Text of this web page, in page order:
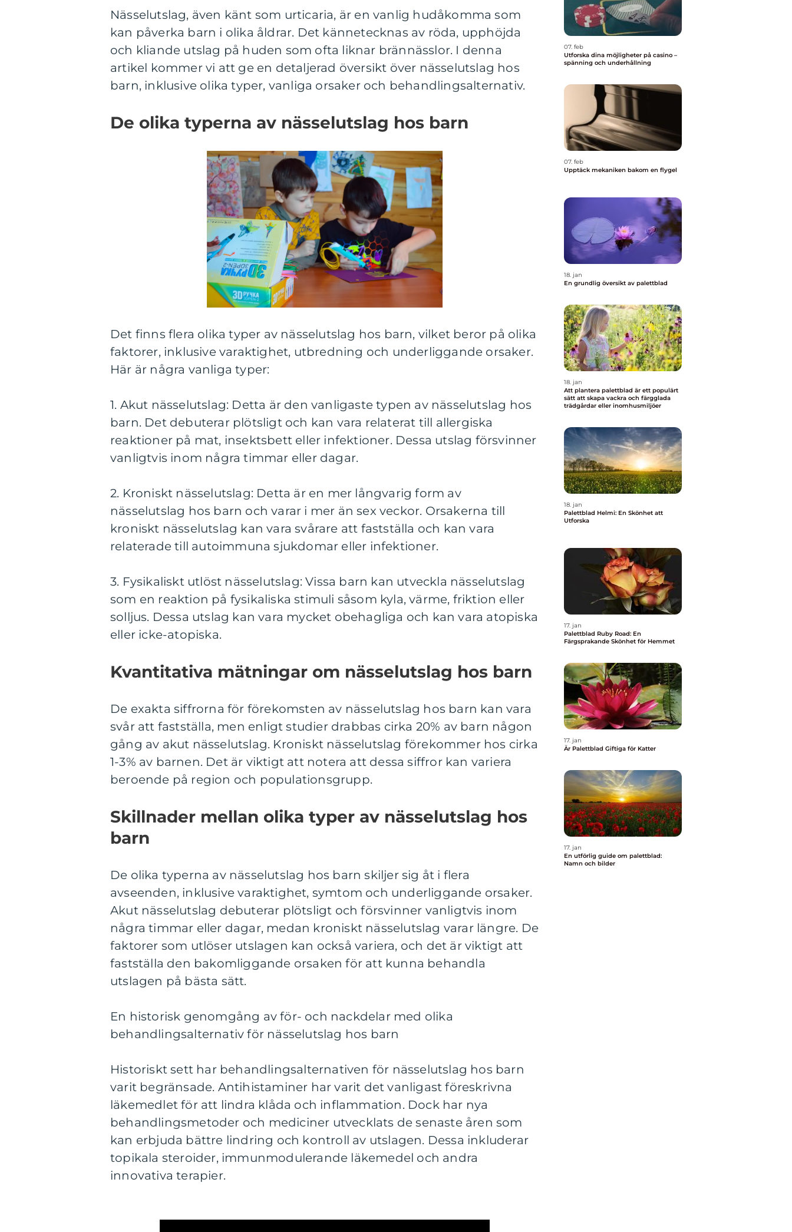
Nässelutslag, även känt som urticaria, är en vanlig hudåkomma som
kan påverka barn i olika åldrar. Det kännetecknas av röda, upphöjda
och kliande utslag på huden som ofta liknar brännässlor. I denna
artikel kommer vi att ge en detaljerad översikt över nässelutslag hos
barn, inklusive olika typer, vanliga orsaker och behandlingsalternativ.
De olika typerna av nässelutslag hos barn
Det finns flera olika typer av nässelutslag hos barn, vilket beror på olika
faktorer, inklusive varaktighet, utbredning och underliggande orsaker.
Här är några vanliga typer:
1. Akut nässelutslag: Detta är den vanligaste typen av nässelutslag hos
barn. Det debuterar plötsligt och kan vara relaterat till allergiska
reaktioner på mat, insektsbett eller infektioner. Dessa utslag försvinner
vanligtvis inom några timmar eller dagar.
2. Kroniskt nässelutslag: Detta är en mer långvarig form av
nässelutslag hos barn och varar i mer än sex veckor. Orsakerna till
kroniskt nässelutslag kan vara svårare att fastställa och kan vara
relaterade till autoimmuna sjukdomar eller infektioner.
3. Fysikaliskt utlöst nässelutslag: Vissa barn kan utveckla nässelutslag
som en reaktion på fysikaliska stimuli såsom kyla, värme, friktion eller
solljus. Dessa utslag kan vara mycket obehagliga och kan vara atopiska
eller icke-atopiska.
Kvantitativa mätningar om nässelutslag hos barn
De exakta siffrorna för förekomsten av nässelutslag hos barn kan vara
svår att fastställa, men enligt studier drabbas cirka 20% av barn någon
gång av akut nässelutslag. Kroniskt nässelutslag förekommer hos cirka
1-3% av barnen. Det är viktigt att notera att dessa siffror kan variera
beroende på region och populationsgrupp.
Skillnader mellan olika typer av nässelutslag hos
barn
De olika typerna av nässelutslag hos barn skiljer sig åt i flera
avseenden, inklusive varaktighet, symtom och underliggande orsaker.
Akut nässelutslag debuterar plötsligt och försvinner vanligtvis inom
några timmar eller dagar, medan kroniskt nässelutslag varar längre. De
faktorer som utlöser utslagen kan också variera, och det är viktigt att
fastställa den bakomliggande orsaken för att kunna behandla
utslagen på bästa sätt.
En historisk genomgång av för- och nackdelar med olika
behandlingsalternativ för nässelutslag hos barn
Historiskt sett har behandlingsalternativen för nässelutslag hos barn
varit begränsade. Antihistaminer har varit det vanligast föreskrivna
läkemedlet för att lindra klåda och inflammation. Dock har nya
behandlingsmetoder och mediciner utvecklats de senaste åren som
kan erbjuda bättre lindring och kontroll av utslagen. Dessa inkluderar
topikala steroider, immunmodulerande läkemedel och andra
innovativa terapier.
07. feb
Utforska dina möjligheter på casino –
spänning och underhållning
07. feb
Upptäck mekaniken bakom en flygel
18. jan
En grundlig översikt av palettblad
18. jan
Att plantera palettblad är ett populärt
sätt att skapa vackra och färgglada
trädgårdar eller inomhusmiljöer
18. jan
Palettblad Helmi: En Skönhet att
Utforska
17. jan
Palettblad Ruby Road: En
Färgsprakande Skönhet för Hemmet
17. jan
Är Palettblad Giftiga för Katter
17. jan
En utförlig guide om palettblad:
Namn och bilder